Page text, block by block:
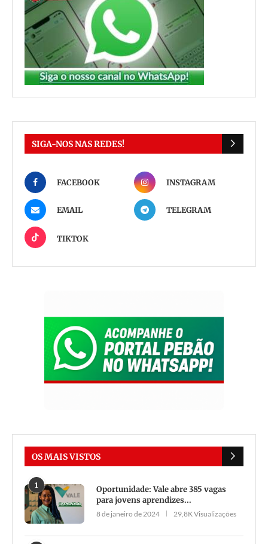
SIGA-NOS NAS REDES!
FACEBOOK INSTAGRAM
EMAIL TELEGRAM
TIKTOK
OS MAIS VISTOS
1
Oportunidade: Vale abre 385 vagas
para jovens aprendizes...
8 de janeiro de 2024 29,8K Visualizações